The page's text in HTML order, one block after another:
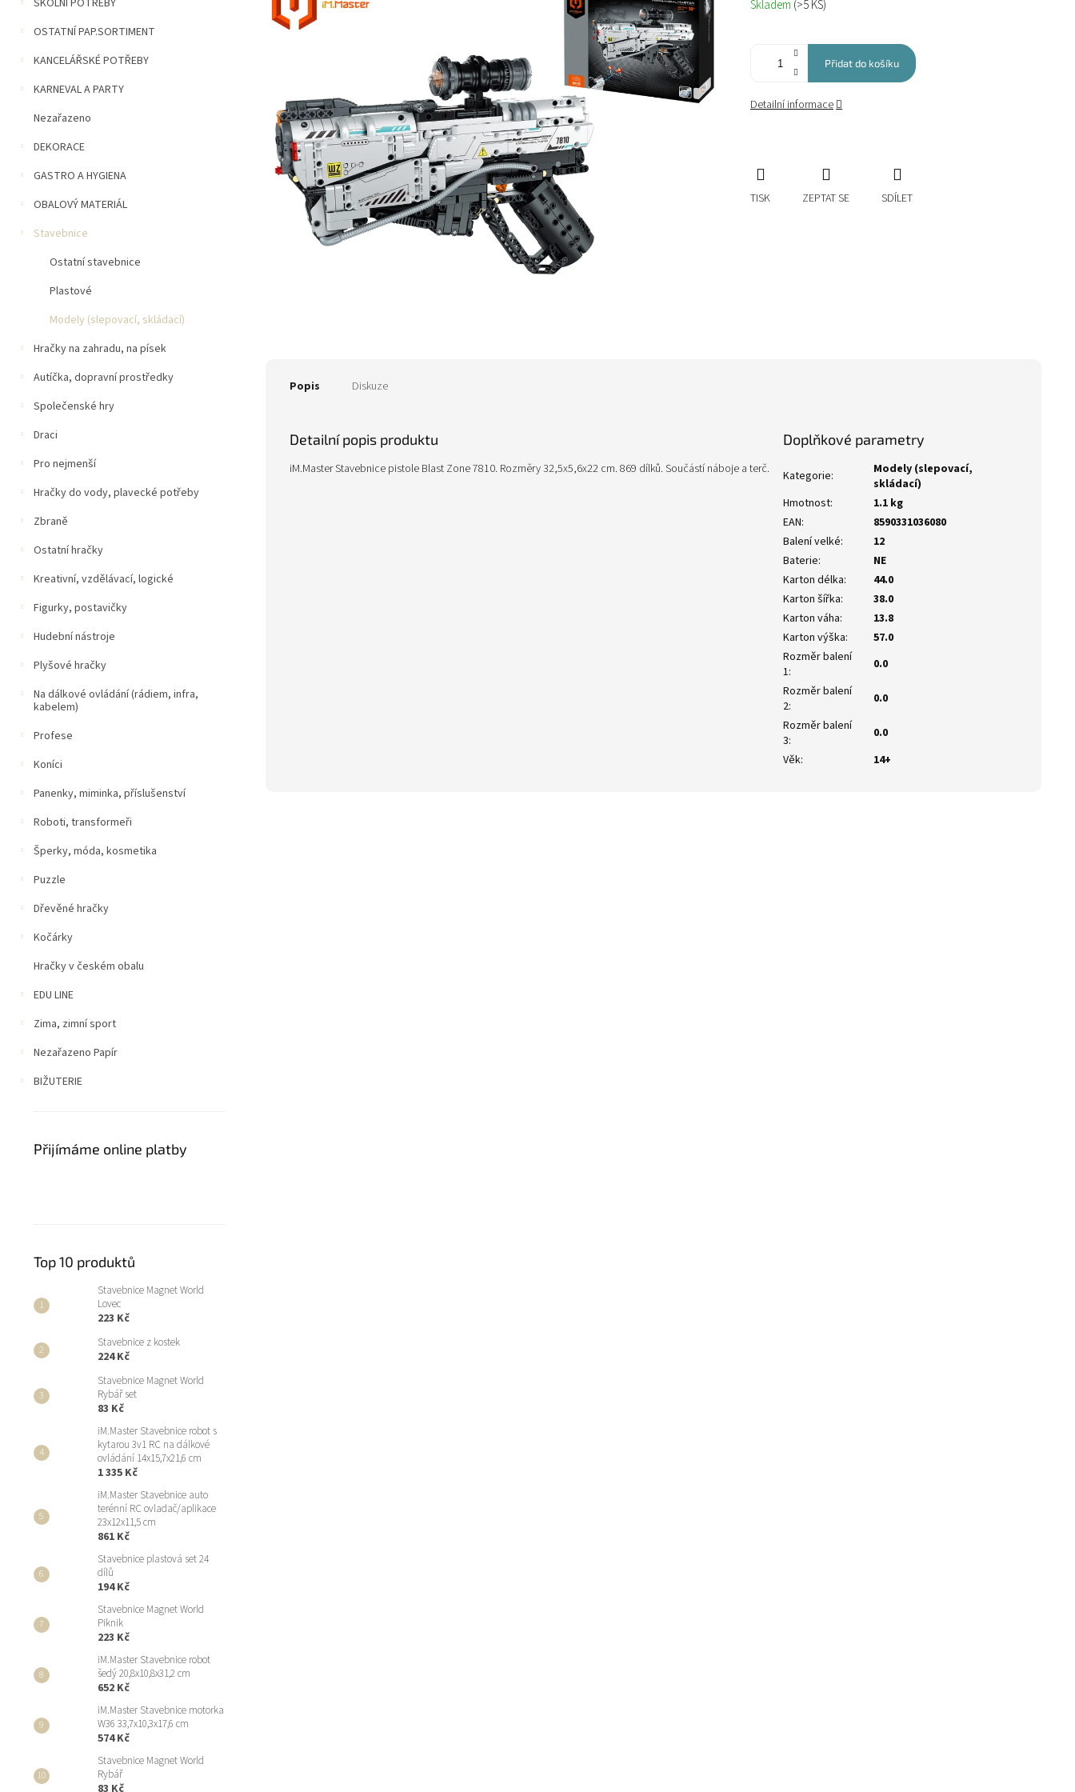
p
a
e
ŠKOLNÍ POTŘEBY
OSTATNÍ PAP.SORTIMENT
KANCELÁŘSKÉ POTŘEBY
KARNEVAL A PARTY
Nezařazeno
DEKORACE
GASTRO A HYGIENA
OBALOVÝ MATERIÁL
Stavebnice
Ostatní stavebnice
Plastové
Modely (slepovací, skládací)
Hračky na zahradu, na písek
Autíčka, dopravní prostředky
Společenské hry
Draci
Pro nejmenší
Hračky do vody, plavecké potřeby
Zbraně
Ostatní hračky
Kreativní, vzdělávací, logické
Figurky, postavičky
Hudební nástroje
Plyšové hračky
Na dálkové ovládání (rádiem, infra,
kabelem)
Profese
Koníci
Panenky, miminka, příslušenství
Roboti, transformeři
Šperky, móda, kosmetika
Puzzle
Dřevěné hračky
Kočárky
Hračky v českém obalu
EDU LINE
Zima, zimní sport
Nezařazeno Papír
BIŽUTERIE
Přijímáme online platby
Top 10 produktů
Stavebnice Magnet World
Lovec
223 Kč
Stavebnice z kostek
224 Kč
Stavebnice Magnet World
Rybář set
83 Kč
iM.Master Stavebnice robot s
kytarou 3v1 RC na dálkové
ovládání 14x15,7x21,6 cm
1 335 Kč
iM.Master Stavebnice auto
terénní RC ovladač/aplikace
23x12x11,5 cm
861 Kč
Stavebnice plastová set 24
dílů
194 Kč
Stavebnice Magnet World
Piknik
223 Kč
iM.Master Stavebnice robot
šedý 20,8x10,8x31,2 cm
652 Kč
iM.Master Stavebnice motorka
W36 33,7x10,3x17,6 cm
574 Kč
Stavebnice Magnet World
Rybář
83 Kč
hvězdiček.
cena:
Skladem (>5 KS)
Přidat do košíku
Detailní informace
TISK ZEPTAT SE SDÍLET
Popis Diskuze
Detailní popis produktu
iM.Master Stavebnice pistole Blast Zone 7810. Rozměry 32,5x5,6x22 cm. 869 dílků. Součástí náboje a terč.
Doplňkové parametry
Kategorie:
Modely (slepovací,
skládací)
Hmotnost:
1.1 kg
EAN:
8590331036080
Balení velké:
12
Baterie:
NE
Karton délka:
44.0
Karton šířka:
38.0
Karton váha:
13.8
Karton výška:
57.0
Rozměr balení
1:
0.0
Rozměr balení
2:
0.0
Rozměr balení
3:
0.0
Věk: 14+